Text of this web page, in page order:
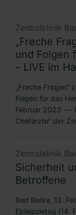
Zentralklinik
„Freche
und Folgen
– LIVE im
„Freche
Folgen für das
Februar 2023 ---
Chefärzte“ der
Zentralklinik
Sicherheit
Betroffene
Bad Berka, 13.
Epilepsietag (14.